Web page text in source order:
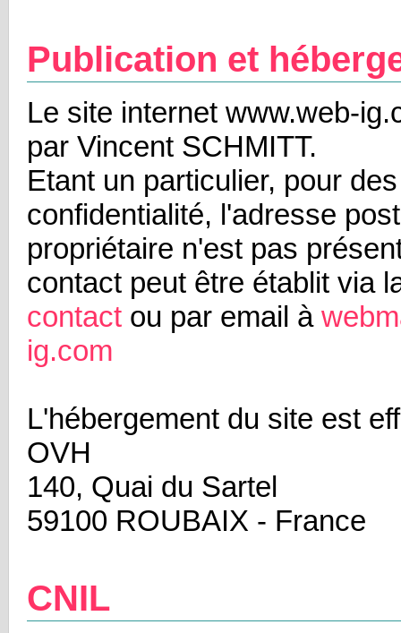
Publication et
Le site internet www.web-
par Vincent SCHMITT.
Etant un particulier, pour
confidentialité, l'adresse
propriétaire n'est pas
contact peut être établit via
contactou par email à
ig.com
L'hébergement du site est
OVH
140, Quai du Sartel
59100 ROUBAIX - France
CNIL